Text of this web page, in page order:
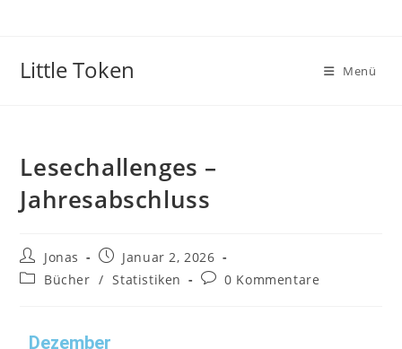
Little Token Menü
Lesechallenges –
Jahresabschluss
Jonas
Januar 2, 2026
Bücher / Statistiken 0 Kommentare
Dezember